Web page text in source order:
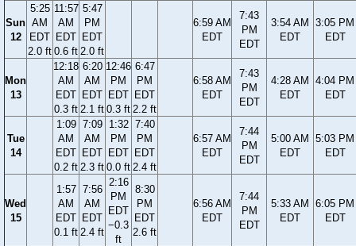
Sun
12
5:25
AM
EDT
2.0 ft
11:57
AM
EDT
0.6 ft
5:47
PM
EDT
2.0 ft
6:59 AM
EDT
7:43
PM
EDT
3:54 AM
EDT
3:05 PM
EDT
Mon
13
12:18
AM
EDT
0.3 ft
6:20
AM
EDT
2.1 ft
12:46
PM
EDT
0.3 ft
6:47
PM
EDT
2.2 ft
6:58 AM
EDT
7:43
PM
EDT
4:28 AM
EDT
4:04 PM
EDT
Tue
14
1:09
AM
EDT
0.2 ft
7:09
AM
EDT
2.3 ft
1:32
PM
EDT
0.0 ft
7:40
PM
EDT
2.4 ft
6:57 AM
EDT
7:44
PM
EDT
5:00 AM
EDT
5:03 PM
EDT
Wed
15
1:57
AM
EDT
0.1 ft
7:56
AM
EDT
2.4 ft
2:16
PM
EDT
−0.3
ft
8:30
PM
EDT
2.6 ft
6:56 AM
EDT
7:44
PM
EDT
5:33 AM
EDT
6:05 PM
EDT